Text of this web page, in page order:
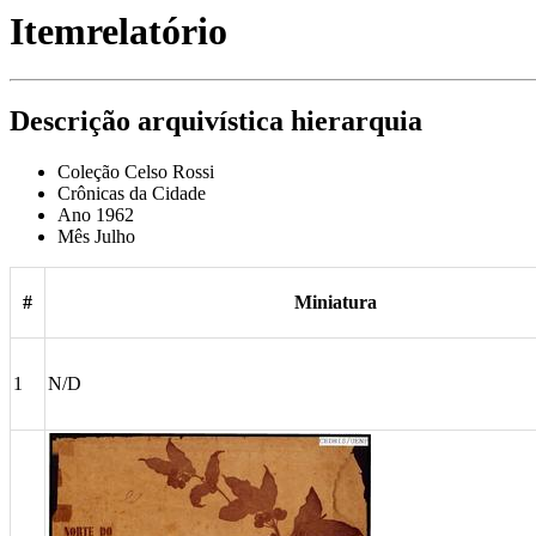
Itemrelatório
Descrição arquivística hierarquia
Coleção Celso Rossi
Crônicas da Cidade
Ano 1962
Mês Julho
# Miniatura
1 N/D